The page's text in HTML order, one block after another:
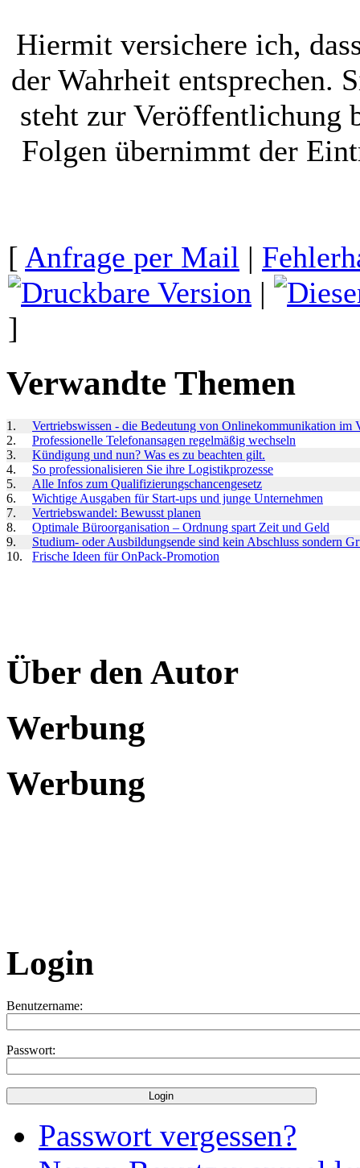
Hiermit versichere ich,
der Wahrheit entsprechen.
steht zur Veröffentlichung
Folgen übernimmt der
[ Anfrage per Mail |
|
]
Verwandte Themen
1.
Vertriebswissen - die Bedeutung von Onlinekommunikation im
2.
Professionelle Telefonansagen regelmäßig wechseln
3.
Kündigung und nun? Was es zu beachten gilt.
4.
So professionalisieren Sie ihre Logistikprozesse
5.
Alle Infos zum Qualifizierungschancengesetz
6.
Wichtige Ausgaben für Start-ups und junge Unternehmen
7.
Vertriebswandel: Bewusst planen
8.
Optimale Büroorganisation – Ordnung spart Zeit und Geld
9.
Studium- oder Ausbildungsende sind kein Abschluss sondern
10.
Frische Ideen für OnPack-Promotion
Über den Autor
Werbung
Werbung
Login
Benutzername:
Passwort:
Passwort vergessen?